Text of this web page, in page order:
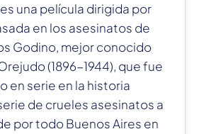
una película dirigida por
en los asesinatos de
Godino, mejor conocido
(1896-1944), que fue
en serie en la historia
de crueles asesinatos a
por todo Buenos Aires en